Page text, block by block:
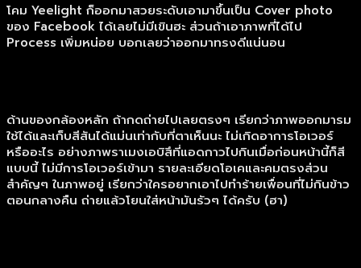
โคม Yeelight ก็ออกมาสวยระดับเอามาขึ้นเป็น Cover photo
ของ Facebook ได้เลยไม่มีเขินฮะ ส่วนถ้าเอาภาพที่ได้ไป
Process เพิ่มหน่อย บอกเลยว่าออกมาทรงดีแน่นอน
ด้านของกล้องหลัก ถ้ากดถ่ายไปเลยตรงๆ เรียกว่าภาพออกมารม
ใช้ได้และเก็บสีสันได้แม่นเท่ากับที่ตาเห็นนะ ไม่เกิดอาการโอเวอร์
หรืออะไร อย่างภาพราเมงเอบิสึที่แอดกาวไปกินเมื่อก่อนหน้านี้ก็สี
แบบนี้ ไม่มีการโอเวอร์เข้ามา รายละเอียดโอเคและคมตรงส่วน
สำคัญๆ ในภาพอยู่ เรียกว่าใครอยากเอาไปทำร้ายเพื่อนที่ไม่กินข้าว
ตอนกลางคืน ถ่ายแล้วโยนใส่หน้ามันรัวๆ ได้ครับ (ฮา)